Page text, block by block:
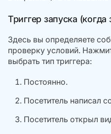
Триггер запуска (когда
Здесь вы определяете
проверку условий.
выбрать тип триггера:
Постоянно.
Посетитель написал
Посетитель открыл